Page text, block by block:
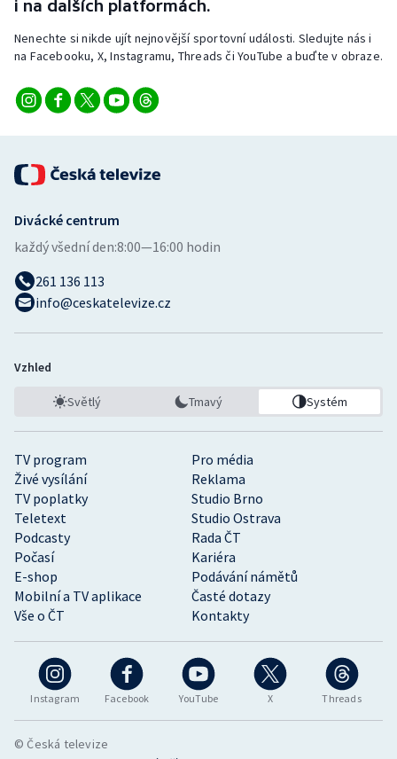
i na dalších platformách.
Nenechte si nikde ujít nejnovější sportovní události. Sledujte nás i
na Facebooku, X, Instagramu, Threads či YouTube a buďte v obraze.
Instagram Facebook YouTube X Threads
TV program
Pro média
Živé vysílání
Reklama
TV poplatky
Studio Brno
Teletext
Studio Ostrava
Podcasty
Rada ČT
Počasí
Kariéra
E-shop
Podávání námětů
Mobilní a TV aplikace
Časté dotazy
Vše o ČT
Kontakty
Divácké centrum
každý všední den:8:00—16:00 hodin
261 136 113
info@ceskatelevize.cz
Vzhled
Světlý Tmavý Systém
© Česká televize